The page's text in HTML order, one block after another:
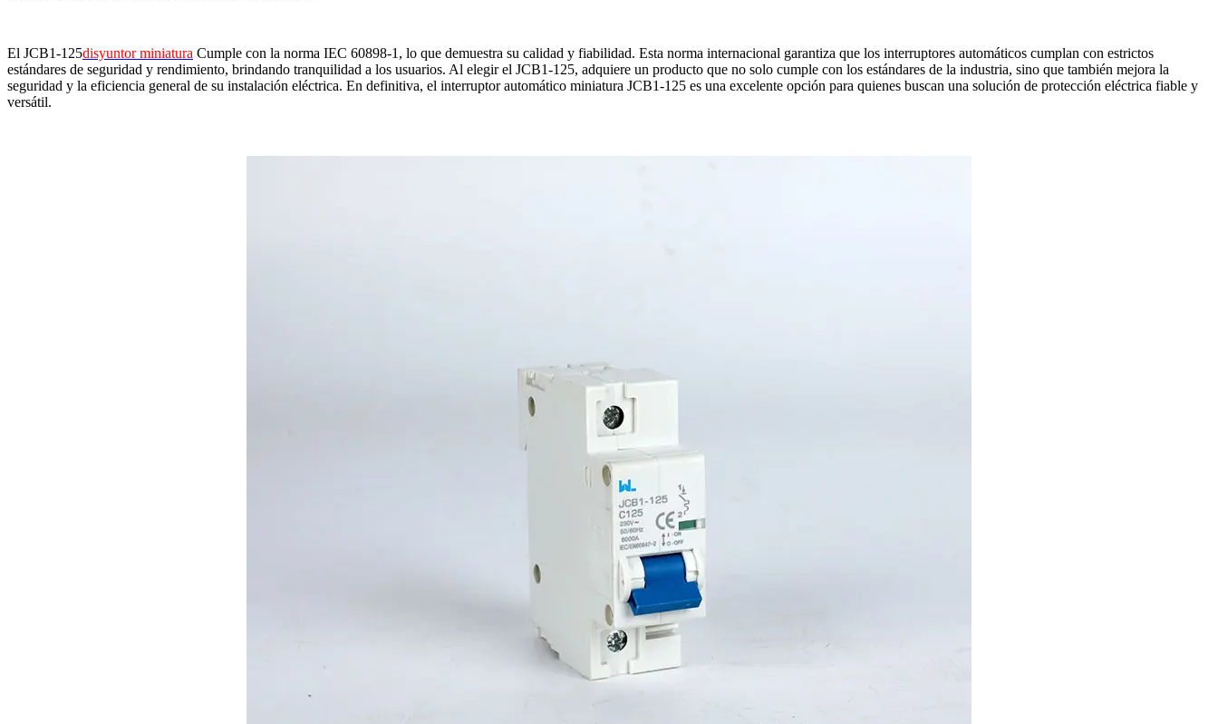
El JCB1-125disyuntor miniatura Cumple con la norma IEC 60898-1, lo que demuestra su calidad y fiabilidad. Esta norma internacional garantiza que los interruptores automáticos cumplan con estrictos
estándares de seguridad y rendimiento, brindando tranquilidad a los usuarios. Al elegir el JCB1-125, adquiere un producto que no solo cumple con los estándares de la industria, sino que también mejora la
seguridad y la eficiencia general de su instalación eléctrica. En definitiva, el interruptor automático miniatura JCB1-125 es una excelente opción para quienes buscan una solución de protección eléctrica fiable y
versátil.